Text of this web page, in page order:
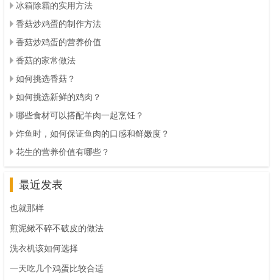
冰箱除霜的实用方法
香菇炒鸡蛋的制作方法
香菇炒鸡蛋的营养价值
香菇的家常做法
如何挑选香菇？
如何挑选新鲜的鸡肉？
哪些食材可以搭配羊肉一起烹饪？
炸鱼时，如何保证鱼肉的口感和鲜嫩度？
花生的营养价值有哪些？
最近发表
也就那样
煎泥鳅不碎不破皮的做法
洗衣机该如何选择
一天吃几个鸡蛋比较合适